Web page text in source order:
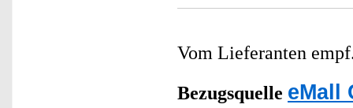
Vom Lieferanten
Bezugsquelle eMall